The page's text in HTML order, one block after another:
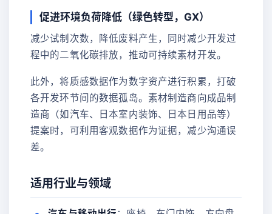
促进环境负荷降低（绿色转型，GX）
减少试制次数，降低废料产生，同时减少开发过
程中的二氧化碳排放，推动可持续素材开发。
此外，将质感数据作为数字资产进行积累，打破
各开发环节间的数据孤岛。素材制造商向成品制
造商（如汽车、日本室内装饰、日本日用品等）
提案时，可利用客观数据作为证据，减少沟通误
差。
适用行业与领域